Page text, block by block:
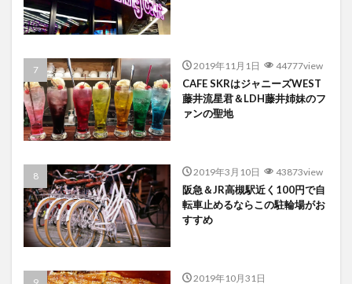
2019年11月1日 44777view
CAFE SKRはジャニーズWEST
藤井流星君＆LDH藤井姉妹のフ
ァンの聖地
2019年3月10日 43873view
阪急＆JR高槻駅近く100円で自
転車止めるならこの駐輪場がお
すすめ
2019年10月31日